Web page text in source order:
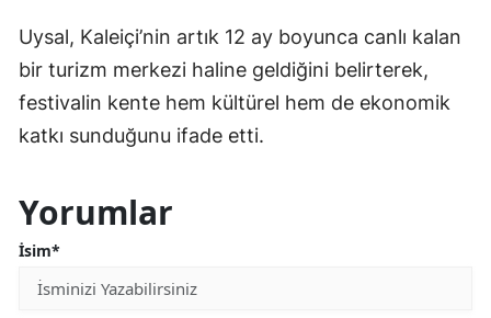
Uysal, Kaleiçi’nin artık 12 ay boyunca canlı kalan
bir turizm merkezi haline geldiğini belirterek,
festivalin kente hem kültürel hem de ekonomik
katkı sunduğunu ifade etti.
Yorumlar
İsim*